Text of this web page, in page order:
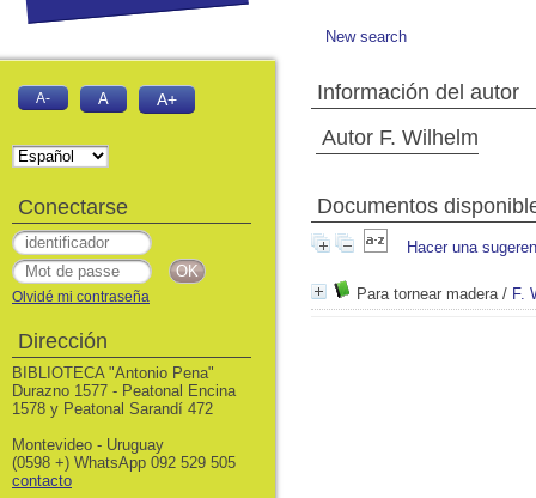
New search
Información del autor
Autor F. Wilhelm
Documentos
Hacer una
Para tornear madera/ F.
A- A A+
Conectarse
Olvidé mi contraseña
Dirección
BIBLIOTECA "Antonio Pena"
Durazno 1577 - Peatonal Encina
1578 y Peatonal Sarandí 472
Montevideo - Uruguay
(0598 +) WhatsApp 092 529 505
contacto